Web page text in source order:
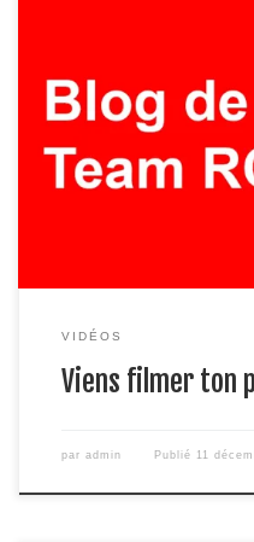
Filmer son pc avec Shadow
télécharger le logiciel
Shadow play : http://
pour voir les jeux
http://www.nvidia.fr/object/
VIDÉOS
Viens filmer ton
par admin Publié 11